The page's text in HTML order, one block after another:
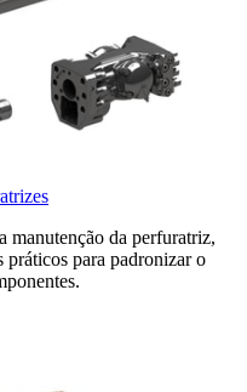
manutenção da perfuratriz,
práticos para padronizar o